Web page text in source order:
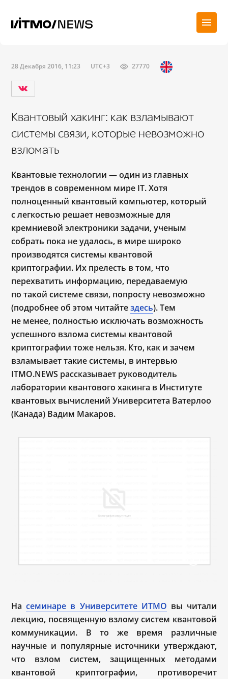
28 Декабря 2016, 11:23 UTC+3 27770
Квантовый хакинг: как взламывают
системы связи, которые невозможно
взломать
Квантовые технологии — один из главных
трендов в современном мире IT. Хотя
полноценный квантовый компьютер, который
с легкостью решает невозможные для
кремниевой электроники задачи, ученым
собрать пока не удалось, в мире широко
производятся системы квантовой
криптографии. Их прелесть в том, что
перехватить информацию, передаваемую
по такой системе связи, попросту невозможно
(подробнее об этом читайтездесь). Тем
не менее, полностью исключать возможность
успешного взлома системы квантовой
криптографии тоже нельзя. Кто, как и зачем
взламывает такие системы, в интервью
ITMO.NEWS рассказывает руководитель
лаборатории квантового хакинга в Институте
квантовых вычислений Университета Ватерлоо
(Канада) Вадим Макаров.
На семинаре в Университете ИТМО вы читали
лекцию, посвященную взлому систем квантовой
коммуникации. В то же время различные
научные и популярные источники утверждают,
что взлом систем, защищенных методами
квантовой криптографии, противоречит